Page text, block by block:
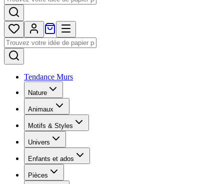
Tendance Murs
Nature
Animaux
Motifs & Styles
Univers
Enfants et ados
Pièces